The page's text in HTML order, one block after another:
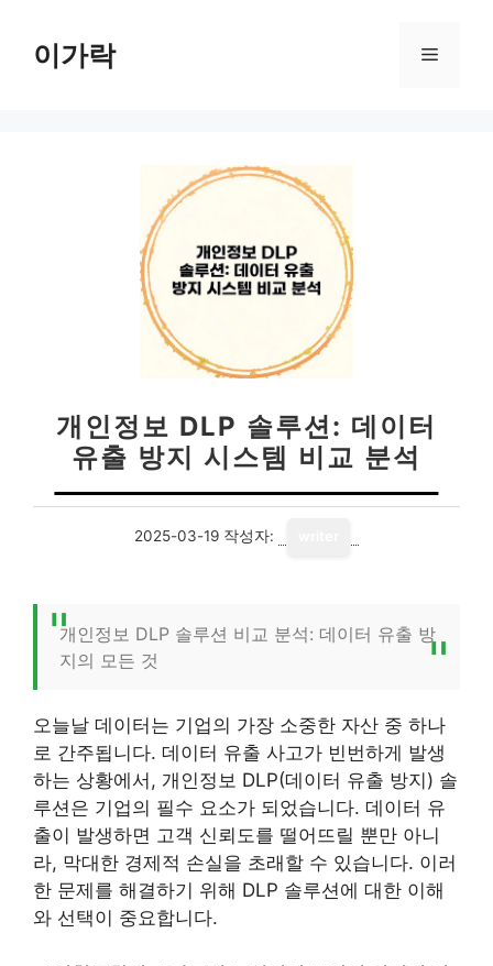
이가락 메
개인정보 DLP 솔루션: 데이터
유출 방지 시스템 비교 분석
2025-03-19 작성자:
개인정보 DLP 솔루션 비교 분석: 데이터 유출 방
지의 모든 것
오늘날 데이터는 기업의 가장 소중한 자산 중 하나
로 간주됩니다. 데이터 유출 사고가 빈번하게 발생
하는 상황에서, 개인정보 DLP(데이터 유출 방지) 솔
루션은 기업의 필수 요소가 되었습니다. 데이터 유
출이 발생하면 고객 신뢰도를 떨어뜨릴 뿐만 아니
라, 막대한 경제적 손실을 초래할 수 있습니다. 이러
한 문제를 해결하기 위해 DLP 솔루션에 대한 이해
와 선택이 중요합니다.